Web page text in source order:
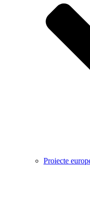
Proiecte